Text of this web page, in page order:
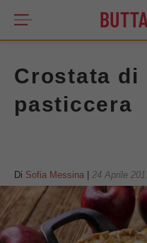
Crostata di
pasticcera
Di Sofia Messina 24 Aprile